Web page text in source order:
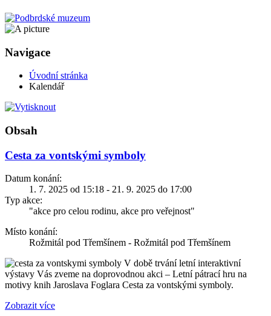
Navigace
Úvodní stránka
Kalendář
Obsah
Cesta za vontskými symboly
Datum konání:
1. 7. 2025 od 15:18 - 21. 9. 2025 do 17:00
Typ akce:
"akce pro celou rodinu, akce pro veřejnost"
Místo konání:
Rožmitál pod Třemšínem - Rožmitál pod Třemšínem
V době trvání letní interaktivní
výstavy Vás zveme na doprovodnou akci – Letní pátrací hru na
motivy knih Jaroslava Foglara Cesta za vontskými symboly.
Zobrazit více